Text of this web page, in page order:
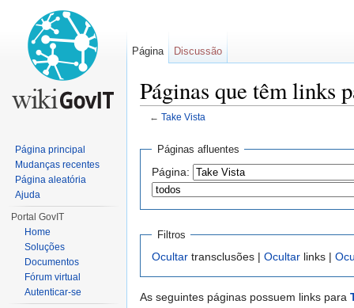
Páginas que têm links
← Take Vista
Páginas afluentes
Página:
Filtros
Ocultar transclusões | Ocultar links |
As seguintes páginas possuem links para
Página Discussão
Página principal
Mudanças recentes
Página aleatória
Ajuda
Portal GovIT
Home
Soluções
Documentos
Fórum virtual
Autenticar-se